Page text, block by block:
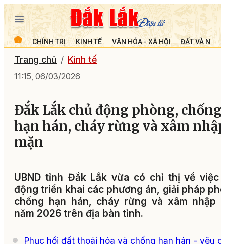
CHÍNH TRỊ KINH TẾ VĂN HÓA - XÃ HỘI ĐẤT VÀ
Trang chủ Kinh tế
11:15, 06/03/2026
Đắk Lắk chủ động phòng, chống
hạn hán, cháy rừng và xâm
mặn
UBND tỉnh Đắk Lắk vừa có chỉ thị về việc
động triển khai các phương án, giải pháp
chống hạn hán, cháy rừng và xâm nhập
năm 2026 trên địa bàn tỉnh.
Phục hồi đất thoái hóa và chống hạn hán - yêu